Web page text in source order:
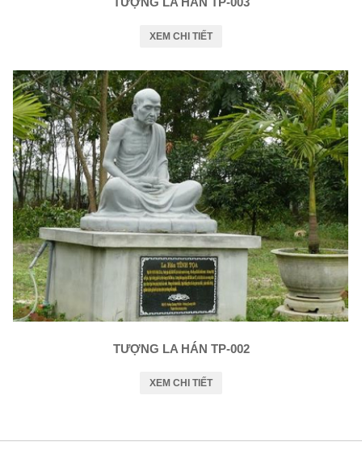
XEM CHI TIẾT
TƯỢNG LA HÁN TP-002
XEM CHI TIẾT